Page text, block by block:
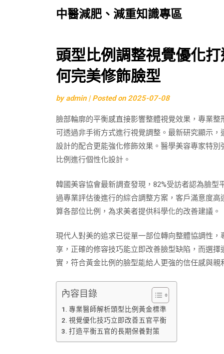
中醫減肥、減重知識專區
Skip
to
content
頭型比例調整視覺優化
何完美修飾臉型
byadmin | Posted on2025-07-08
臉部輪廓的平衡感直接影響整體視覺效果，專業
可透過非手術方式進行視覺調整。最新研究顯示
設計的配合更能強化修飾效果。醫學美容專家特
比例進行個性化設計。
韓國美容協會最新調查發現，82%受訪者認為臉
過專業評估後進行的綜合調整方案，客戶滿意度
算各部位比例，為求美者提供科學化的改善建議。
現代人對美的追求已從單一部位轉向整體協調性
享，正確的修容技巧能立即改善臉型缺陷，而選
實，符合黃金比例的臉型能給人更強的信任感與親
內容目錄
專業醫師解析頭型比例黃金標準
視覺優化技巧立即改善五官平衡
打造平衡五官的長期保養對策